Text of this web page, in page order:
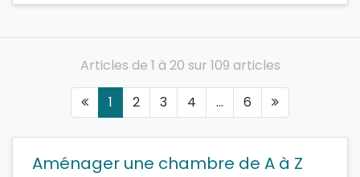
Articles de 1 à 20 sur 109 articles
1
2 3 4 ... 6
Aménager une chambre de A à Z